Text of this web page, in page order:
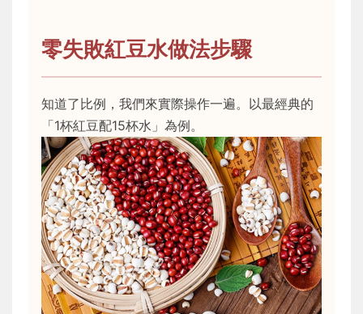
零失敗紅豆水做法步驟
知道了比例，我們來實際操作一遍。以最經典的
「1杯紅豆配15杯水」為例。